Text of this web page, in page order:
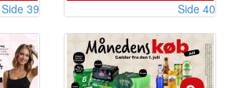
Side 39 Side 40